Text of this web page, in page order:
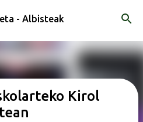
eduki nagusira
- Albisteak
Kirol